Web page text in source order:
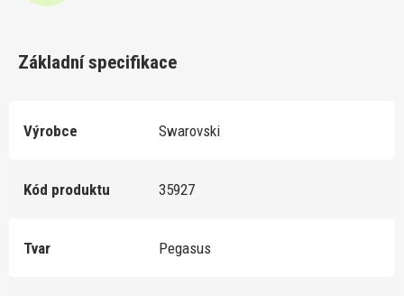
Základní specifikace
Výrobce Swarovski
Kód produktu 35927
Tvar Pegasus